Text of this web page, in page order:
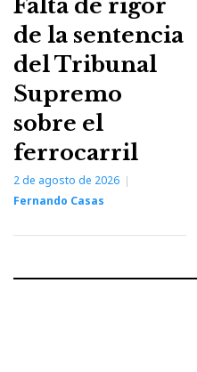
Falta de rigor
de la sentencia
del Tribunal
Supremo
sobre el
ferrocarril
2 de agosto de 2026
Fernando Casas